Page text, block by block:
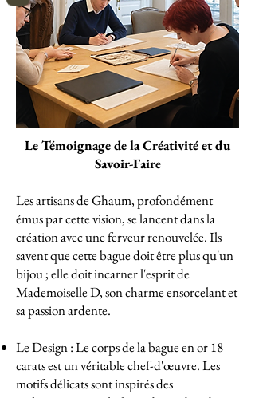
Le Témoignage de la Créativité et du
Savoir-Faire
Les artisans de Ghaum, profondément
émus par cette vision, se lancent dans la
création avec une ferveur renouvelée. Ils
savent que cette bague doit être plus qu'un
bijou ; elle doit incarner l'esprit de
Mademoiselle D, son charme ensorcelant et
sa passion ardente.
Le Design : Le corps de la bague en or 18
carats est un véritable chef-d'œuvre. Les
motifs délicats sont inspirés des